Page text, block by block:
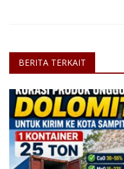
BERITA TERKAIT